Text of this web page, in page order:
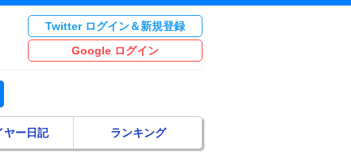
Twitter ログイン＆新規登録
Google ログイン
ヤー日記 ランキング